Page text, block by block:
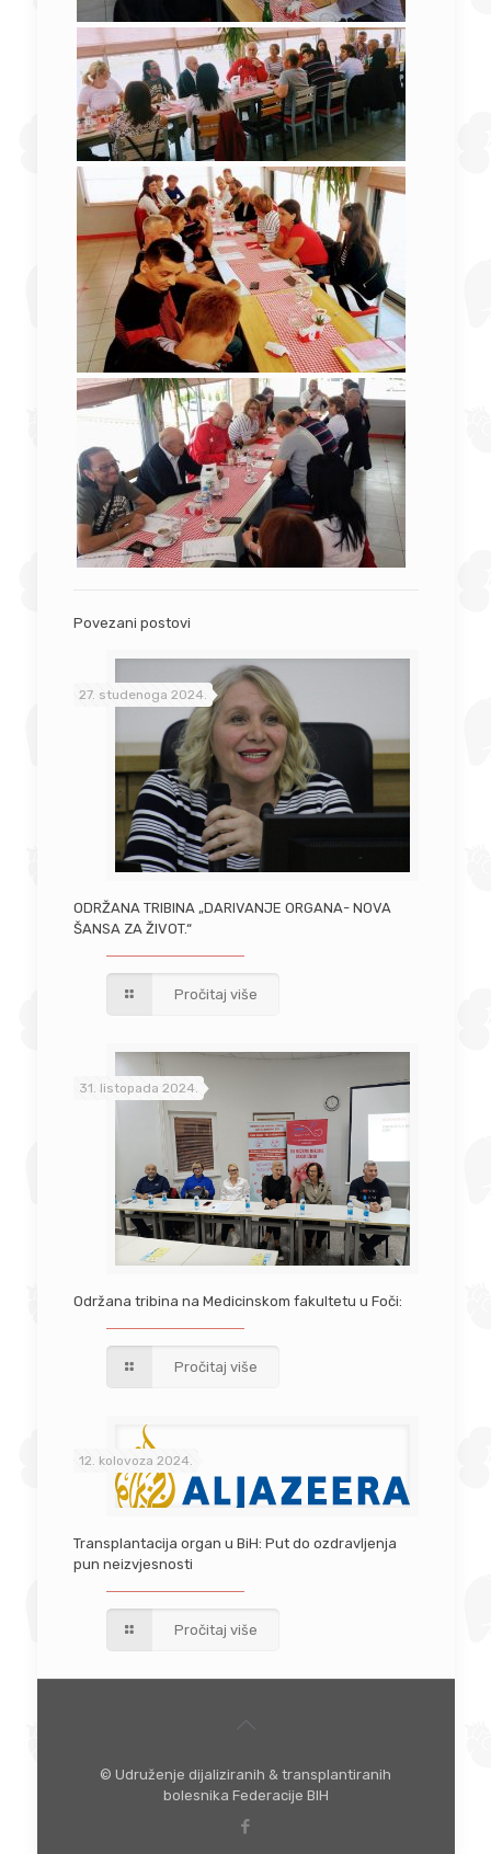
Povezani postovi
27. studenoga 2024.
ODRŽANA TRIBINA „DARIVANJE ORGANA- NOVA
ŠANSA ZA ŽIVOT.“
Pročitaj više
31. listopada 2024.
Održana tribina na Medicinskom fakultetu u Foči:
Pročitaj više
12. kolovoza 2024.
Transplantacija organ u BiH: Put do ozdravljenja
pun neizvjesnosti
Pročitaj više
© Udruženje dijaliziranih & transplantiranih
bolesnika Federacije BIH